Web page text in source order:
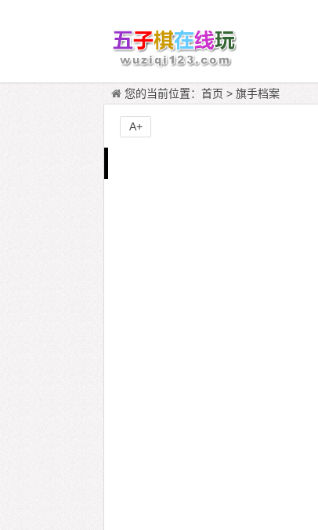
您的当前位置： 首页 > 旗手档案
A+